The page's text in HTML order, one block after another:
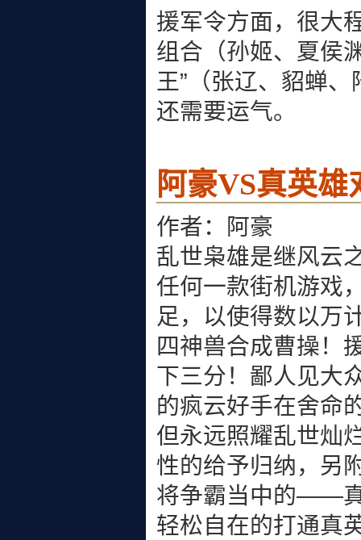
援军令方面，很大
组合（孙姬、夏侯
王”（张辽、貂蝉
还需要运气。
阿豪VS真英
作者：阿豪
乱世枭雄是继风云
任何一款街机游戏
足，以使得数以万
四神兽合成曹操！
下三分！鄙人见大
的疯云好手在舍命
但永远照耀乱世灿
性的给予归纳，另
将争霸当中的——
轻松自在的打通真